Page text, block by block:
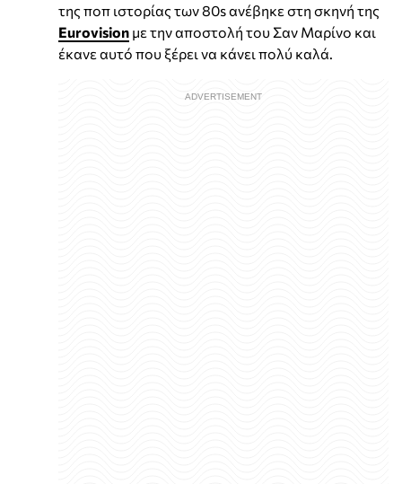
της ποπ ιστορίας των 80s ανέβηκε στη σκηνή της
Eurovision με την αποστολή του Σαν Μαρίνο και
έκανε αυτό που ξέρει να κάνει πολύ καλά.